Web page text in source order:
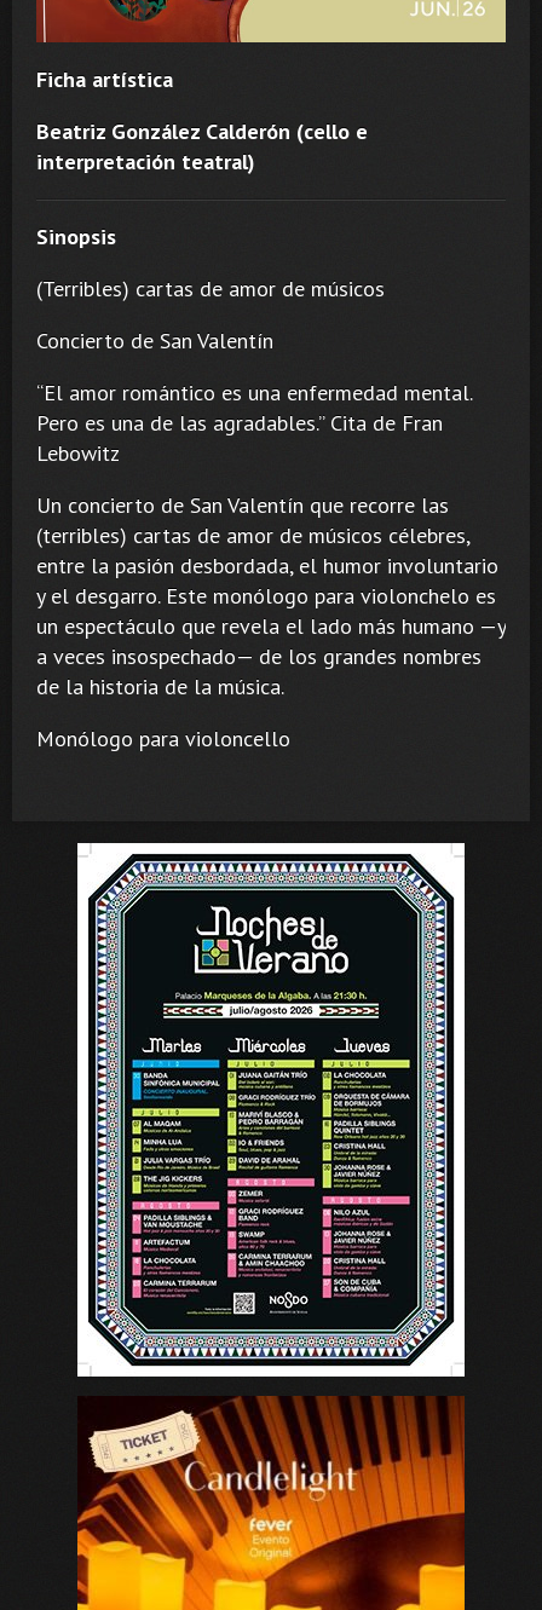
Ficha artística
Beatriz González Calderón (cello e
interpretación teatral)
Sinopsis
(Terribles) cartas de amor de músicos
Concierto de San Valentín
“El amor romántico es una enfermedad mental.
Pero es una de las agradables.” Cita de Fran
Lebowitz
Un concierto de San Valentín que recorre las
(terribles) cartas de amor de músicos célebres,
entre la pasión desbordada, el humor involuntario
y el desgarro. Este monólogo para violonchelo es
un espectáculo que revela el lado más humano —y
a veces insospechado— de los grandes nombres
de la historia de la música.
Monólogo para violoncello